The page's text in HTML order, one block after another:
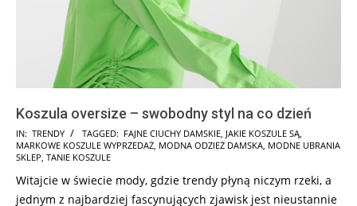
Koszula oversize – swobodny styl na co dzień
2025-
05-
IN: TRENDY TAGGED: FAJNE CIUCHY DAMSKIE JAKIE KOSZULE SĄ
MARKOWE KOSZULE WYPRZEDAŻ MODNA ODZIEŻ DAMSKA MODNE UBRANIA
SKLEP TANIE KOSZULE
Witajcie w świecie mody, gdzie trendy płyną niczym rzeki, a
jednym z najbardziej fascynujących zjawisk jest nieustannie